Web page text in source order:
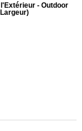
- Outdoor